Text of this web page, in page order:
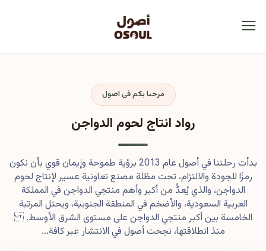
مرحبا بكم فى اصول
رواد انتاج لحوم الدواجن
بدأت رحلتنا في أصول عام 2013 برؤية طموحة وإيمان قوي بأن نكون
رمزًا للجودة والالتزام، تحت مظلة مصنع تعاونية عسير لإنتاج لحوم
الدواجن، والذي يُعدُّ من أكبر وأهم منتجي الدواجن في المملكة
العربية السعودية، والأضخم في المنطقة الجنوبية، ويحتل المرتبة
الخامسة بين أكبر منتجي الدواجن على مستوى الشرق الأوسط.
منذ انطلاقتها، نجحت أصول في الانتشار عبر كافة...